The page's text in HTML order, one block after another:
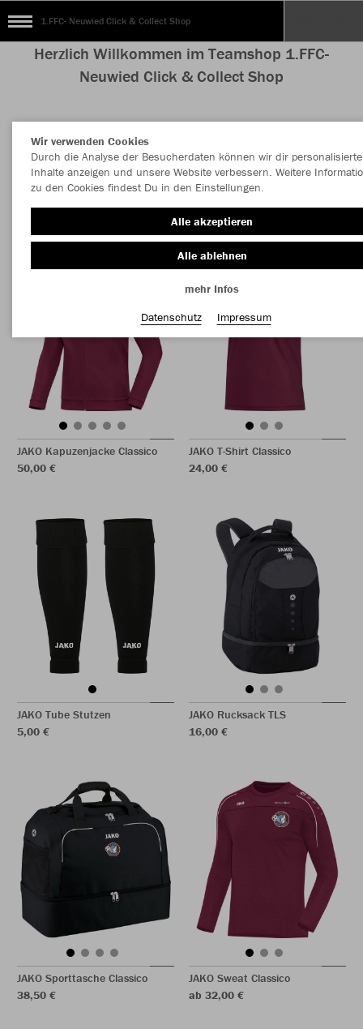
1.FFC- Neuwied Click & Collect Shop
Herzlich Willkommen im Teamshop 1.FFC-
Neuwied Click & Collect Shop
Nachhaltig Farbe
JAKO Kapuzenjacke Classico
50,00 €
JAKO T-Shirt Classico
24,00 €
JAKO Tube Stutzen
5,00 €
JAKO Rucksack TLS
16,00 €
JAKO Sporttasche Classico
38,50 €
JAKO Sweat Classico
ab 32,00 €
Wir verwenden Cookies
Durch die Analyse der Besucherdaten können wir dir personalisierte
Inhalte anzeigen und unsere Website verbessern. Weitere
zu den Cookies findest Du in den Einstellungen.
Alle akzeptieren
Alle ablehnen
mehr Infos
Datenschutz
Impressum